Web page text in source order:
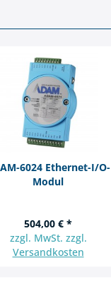
6024 Ethernet-I/O-
Modul
504,00 € *
zzgl. MwSt. zzgl.
Versandkosten